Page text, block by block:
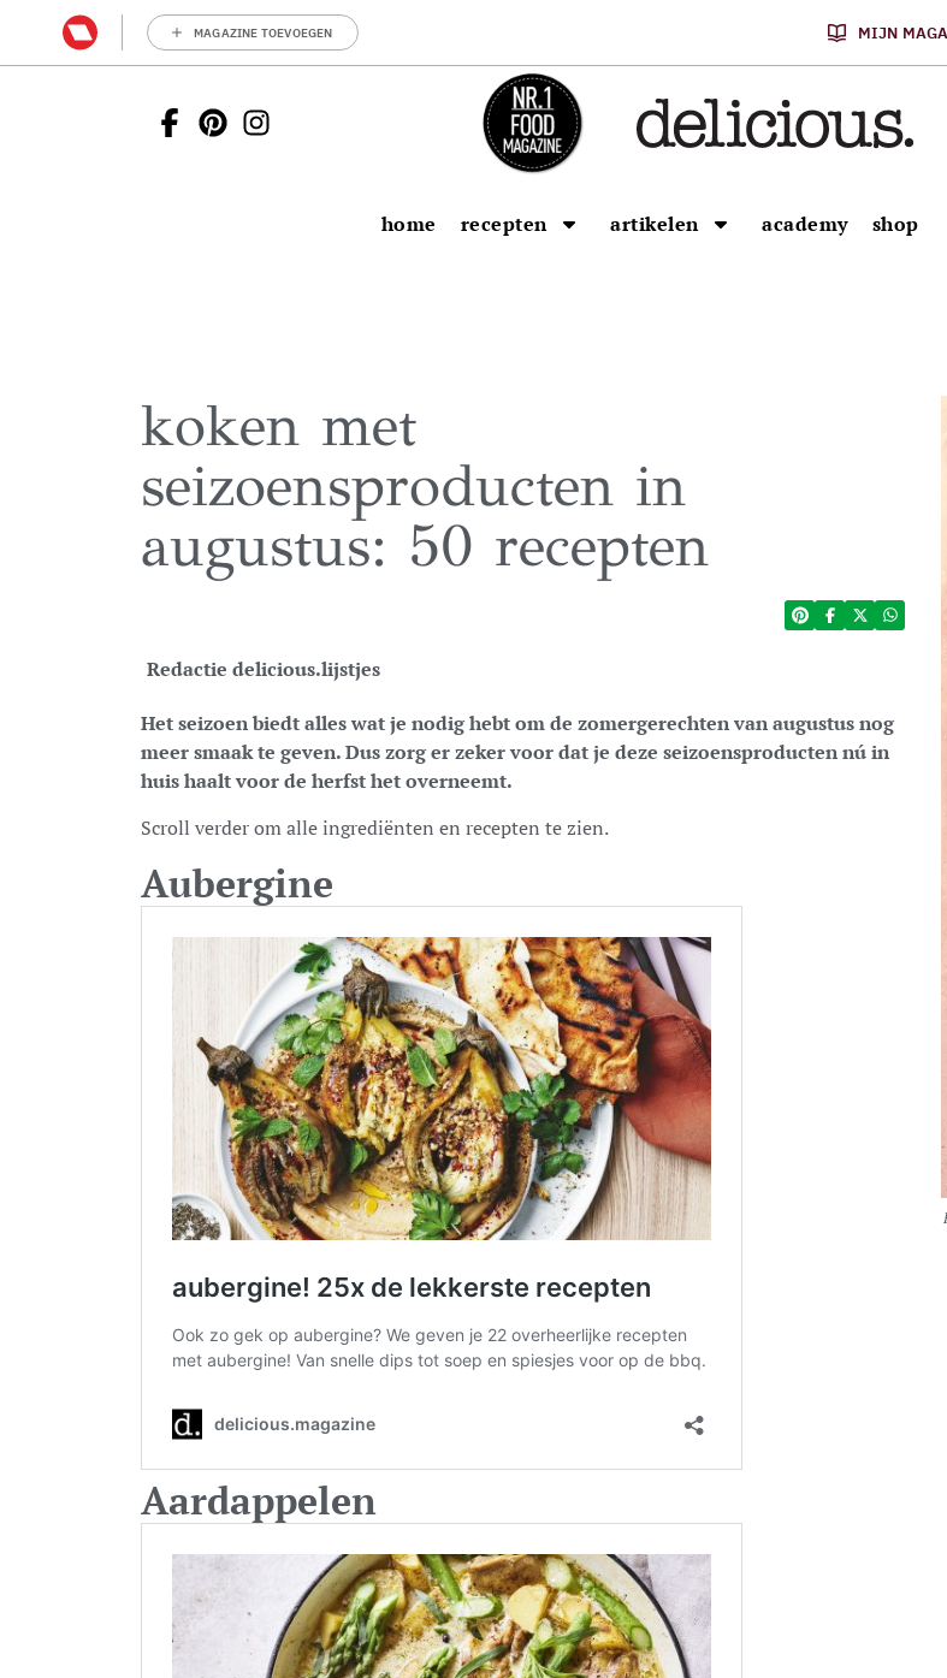
MAGAZINE TOEVOEGEN MIJN
home recepten artikelen academy shop
koken met
seizoensproducten in
augustus: 50 recepten
Redactie delicious.lijstjes
Het seizoen biedt alles wat je nodig hebt om de zomergerechten van augustus nog
meer smaak te geven. Dus zorg er zeker voor dat je deze seizoensproducten nú in
huis haalt voor de herfst het overneemt.
Scroll verder om alle ingrediënten en recepten te zien.
Aubergine
Aardappelen